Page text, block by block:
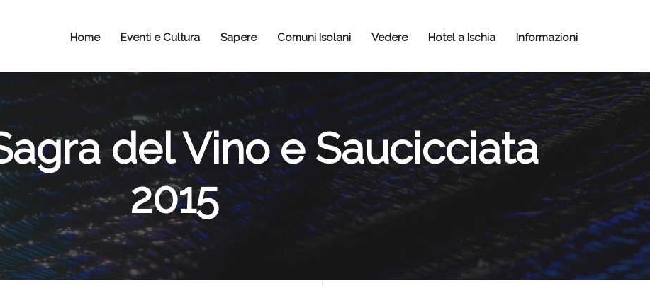
Home Eventi e Cultura Sapere Comuni Isolani Vedere Hotel a Ischia Informazioni
del Vino e Saucicciata
2015